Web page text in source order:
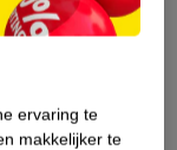
ervaring te
makkelijker te